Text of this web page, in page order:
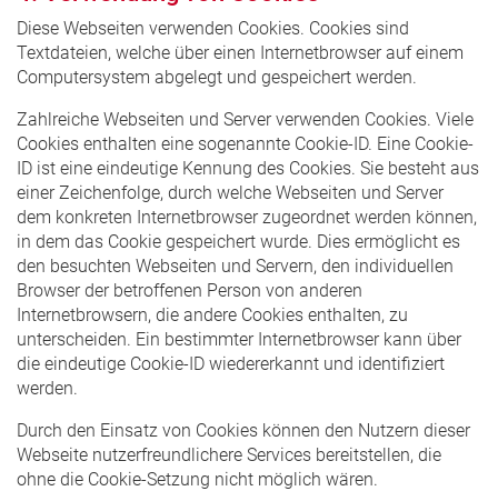
Diese Webseiten verwenden Cookies. Cookies sind
Textdateien, welche über einen Internetbrowser auf einem
Computersystem abgelegt und gespeichert werden.
Zahlreiche Webseiten und Server verwenden Cookies. Viele
Cookies enthalten eine sogenannte Cookie-ID. Eine Cookie-
ID ist eine eindeutige Kennung des Cookies. Sie besteht aus
einer Zeichenfolge, durch welche Webseiten und Server
dem konkreten Internetbrowser zugeordnet werden können,
in dem das Cookie gespeichert wurde. Dies ermöglicht es
den besuchten Webseiten und Servern, den individuellen
Browser der betroffenen Person von anderen
Internetbrowsern, die andere Cookies enthalten, zu
unterscheiden. Ein bestimmter Internetbrowser kann über
die eindeutige Cookie-ID wiedererkannt und identifiziert
werden.
Durch den Einsatz von Cookies können den Nutzern dieser
Webseite nutzerfreundlichere Services bereitstellen, die
ohne die Cookie-Setzung nicht möglich wären.